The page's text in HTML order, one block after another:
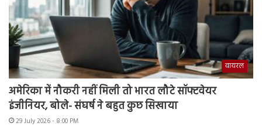
वायरल
अमेरिका में नौकरी नहीं मिली तो भारत लौटे सॉफ्टवेयर
इंजीनियर, बोले- संघर्ष ने बहुत कुछ सिखाया
29 July 2026 - 8:00 PM